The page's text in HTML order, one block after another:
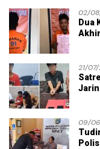
02/
Dua
21/
09/